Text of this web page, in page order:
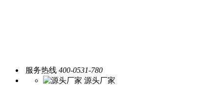
服务热线 400-0531-780
源头厂家